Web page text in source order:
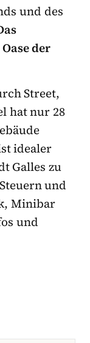
und des
der
Street,
hat nur 28
idealer
Galles zu
und
Minibar
und